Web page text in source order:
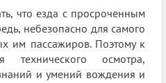
что езда с просроченным
небезопасно для самого
им пассажиров. Поэтому к
технического осмотра,
и умений вождения и